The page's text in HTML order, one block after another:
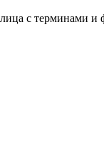
с терминами и